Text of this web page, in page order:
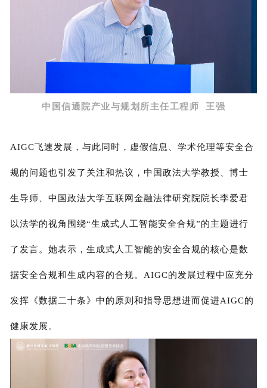
中国信通院产业与规划所主任工程师 王强
AIGC飞速发展，与此同时，虚假信息、学术伦理等安全合
规的问题也引发了关注和热议，中国政法大学教授、博士
生导师、中国政法大学互联网金融法律研究院院长李爱君
以法学的视角围绕“生成式人工智能安全合规”的主题进行
了发言。她表示，生成式人工智能的安全合规的核心是数
据安全合规和生成内容的合规。AIGC的发展过程中应充分
发挥《数据二十条》中的原则和指导思想进而促进AIGC的
健康发展。